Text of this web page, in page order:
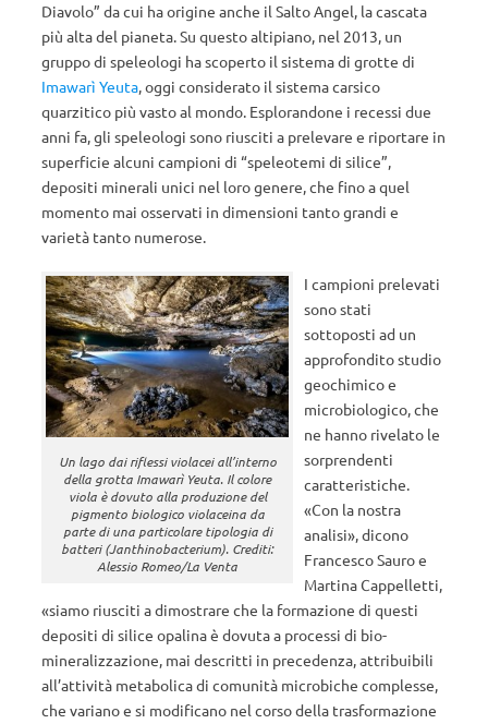
Diavolo” da cui ha origine anche il Salto Angel, la cascata
più alta del pianeta. Su questo altipiano, nel 2013, un
gruppo di speleologi ha scoperto il sistema di grotte di
Imawarì Yeuta, oggi considerato il sistema carsico
quarzitico più vasto al mondo. Esplorandone i recessi due
anni fa, gli speleologi sono riusciti a prelevare e riportare in
superficie alcuni campioni di “speleotemi di silice”,
depositi minerali unici nel loro genere, che fino a quel
momento mai osservati in dimensioni tanto grandi e
varietà tanto numerose.
Un lago dai riflessi violacei all’interno
della grotta Imawarì Yeuta. Il colore
viola è dovuto alla produzione del
pigmento biologico violaceina da
parte di una particolare tipologia di
batteri (Janthinobacterium). Crediti:
Alessio Romeo/La Venta
I campioni prelevati
sono stati
sottoposti ad un
approfondito studio
geochimico e
microbiologico, che
ne hanno rivelato le
sorprendenti
caratteristiche.
«Con la nostra
analisi», dicono
Francesco Sauro e
Martina Cappelletti,
«siamo riusciti a dimostrare che la formazione di questi
depositi di silice opalina è dovuta a processi di bio-
mineralizzazione, mai descritti in precedenza, attribuibili
all’attività metabolica di comunità microbiche complesse,
che variano e si modificano nel corso della trasformazione